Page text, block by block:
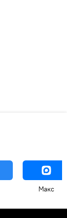
Макс